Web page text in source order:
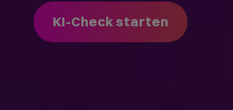
KI-Check starten